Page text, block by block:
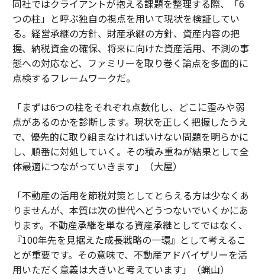
同社ではクライアントが抱える課題を整理する際、「6
つの柱」と呼ぶ独自の視点を用いて現状を検証してい
る。経営承継の方針、財産承継の方針、資産内容の把
握、納税資金の確保、将来に向けた資産活用、不測の事
態への対応など、ファミリーを取り巻く論点を多面的に
点検するフレームワークだ。
「まずは6つの柱をそれぞれ点数化し、どこに歪みや弱
点があるのかを診断します。現状を正しく把握したうえ
で、優先的に取り組まなければいけない問題を明らかに
し、順番に対処していく。その積み重ねが結果として全
体最適につながっていきます」（大屋）
「不動産の活用を節税対策としてとらえる方は少なくあ
りませんが、本質は次の世代へどうつないでいくかにあ
ります。不動産承継を単なる資産承継としてではなく、
『100年先を見据えた成長戦略の一環』として考えるこ
とが重要です。その意味で、不動産アドバイザリーを活
用いただく意義は大きいと考えています」（蝋山）